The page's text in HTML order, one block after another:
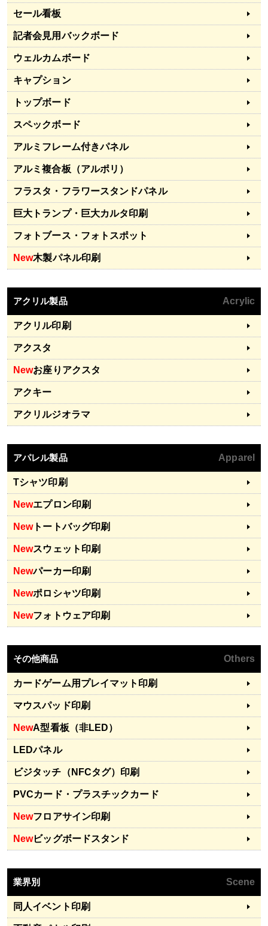
セール看板
記者会見用バックボード
ウェルカムボード
キャプション
トップボード
スペックボード
アルミフレーム付きパネル
アルミ複合板（アルポリ）
フラスタ・フラワースタンドパネル
巨大トランプ・巨大カルタ印刷
フォトブース・フォトスポット
New木製パネル印刷
アクリル製品 Acrylic
アクリル印刷
アクスタ
Newお座りアクスタ
アクキー
アクリルジオラマ
アパレル製品 Apparel
Tシャツ印刷
Newエプロン印刷
Newトートバッグ印刷
Newスウェット印刷
Newパーカー印刷
Newポロシャツ印刷
Newフォトウェア印刷
その他商品 Others
カードゲーム用プレイマット印刷
マウスパッド印刷
NewA型看板（非LED）
LEDパネル
ビジタッチ（NFCタグ）印刷
PVCカード・プラスチックカード
Newフロアサイン印刷
Newビッグボードスタンド
業界別 Scene
同人イベント印刷